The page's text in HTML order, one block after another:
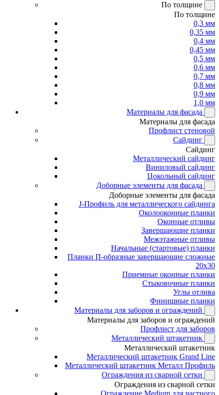
По толщине
По толщине
0,3 мм
0,35 мм
0,4 мм
0,45 мм
0,5 мм
0,6 мм
0,7 мм
0,8 мм
0,9 мм
1,0 мм
Материалы для фасада
Материалы для фасада
Профлист стеновой
Сайдинг
Сайдинг
Металлический сайдинг
Виниловый сайдинг
Цокольный сайдинг
Доборные элементы для фасада
Доборные элементы для фасада
J-Профиль для металлического сайдинга
Околооконные планки
Оконные отливы
Завершающие планки
Межэтажные отливы
Начальные (стартовые) планки
Планки П-образные завершающие сложные
20x30
Приемные оконные планки
Стыковочные планки
Углы отлива
Финишные планки
Материалы для заборов и ограждений
Материалы для заборов и ограждений
Профлист для заборов
Металлический штакетник
Металлический штакетник
Металлический штакетник Grand Line
Металлический штакетник Металл Профиль
Ограждения из сварной сетки
Ограждения из сварной сетки
Ограждение Medium для частного